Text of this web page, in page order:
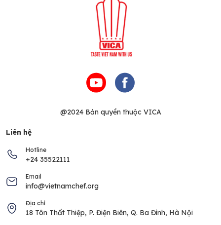
@2024 Bản quyền thuộc VICA
Liên hệ
Hotline
+24 35522111
Email
info@vietnamchef.org
Địa chỉ
18 Tôn Thất Thiệp, P. Điện Biên, Q. Ba Đình, Hà Nội